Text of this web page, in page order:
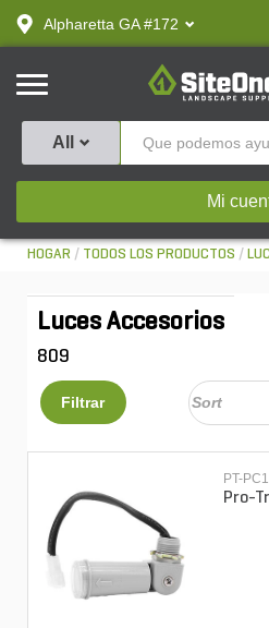
text.skipToContent
text.skipToNavigation
Alpharetta GA #172
SiteOne
All
Mi
HOGAR TODOS LOS PRODUCTOS
Luces Accesorios
809
Filtrar
PT-PC1
Pro-